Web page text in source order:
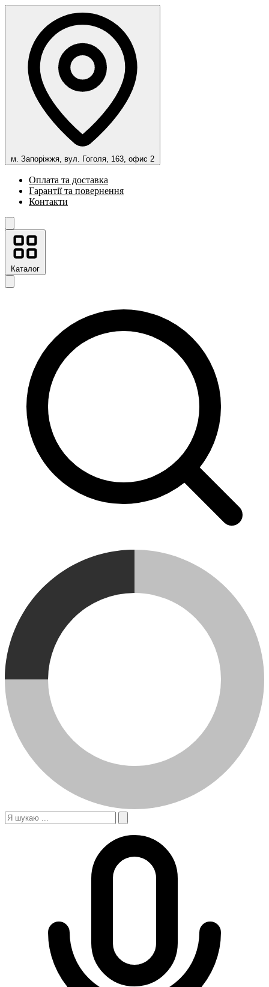
м. Запоріжжя, вул. Гоголя, 163, офис 2
Оплата та доставка
Гарантії та повернення
Контакти
Каталог